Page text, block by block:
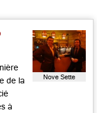
de la
à
Nove Sette